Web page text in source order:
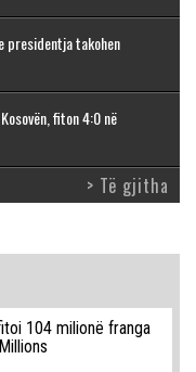
presidentja takohen
fiton 4:0 në
> Të gjitha
104 milionë franga